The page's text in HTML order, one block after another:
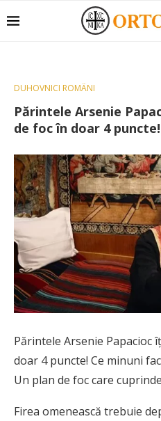
DUHOVNICI ROMÂNI
Părintele Arsenie
de foc în doar 4
Părintele Arsenie Papacioc
doar 4 puncte! Ce minuni
Un plan de foc care
Firea omenească trebuie